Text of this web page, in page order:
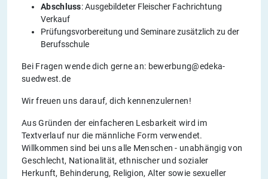
Abschluss: Ausgebildeter Fleischer Fachrichtung
Verkauf
Prüfungsvorbereitung und Seminare zusätzlich zu der
Berufsschule
Bei Fragen wende dich gerne an: bewerbung@edeka-
suedwest.de
Wir freuen uns darauf, dich kennenzulernen!
Aus Gründen der einfacheren Lesbarkeit wird im
Textverlauf nur die männliche Form verwendet.
Willkommen sind bei uns alle Menschen - unabhängig von
Geschlecht, Nationalität, ethnischer und sozialer
Herkunft, Behinderung, Religion, Alter sowie sexueller